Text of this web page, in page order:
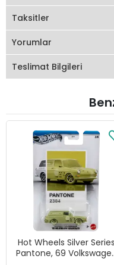
Taksitler
Yorumlar
Teslimat Bilgileri
Hot Wheels Silver Series
Pantone, 69